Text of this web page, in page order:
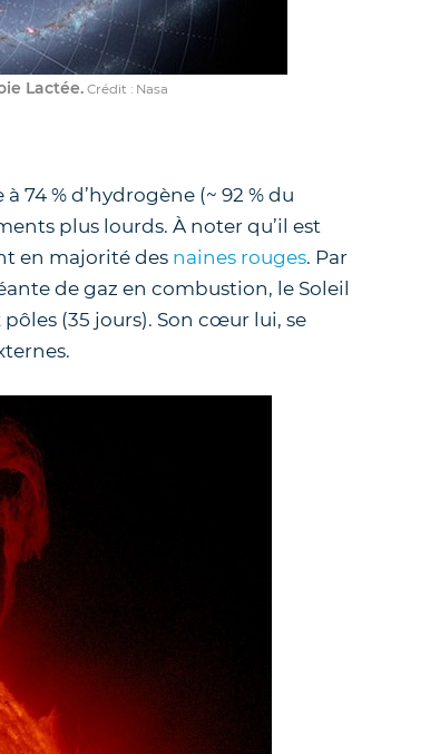
Lactée.Crédit : Nasa
74 % d’hydrogène (~ 92 % du
plus lourds. À noter qu’il est
en majorité des naines rouges. Par
de gaz en combustion, le Soleil
pôles (35 jours). Son cœur lui, se